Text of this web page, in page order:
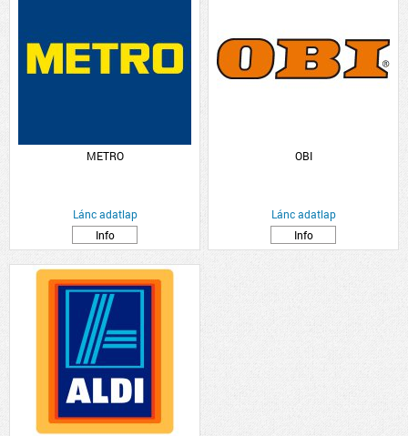
METRO
Lánc adatlap
Info
OBI
Lánc adatlap
Info